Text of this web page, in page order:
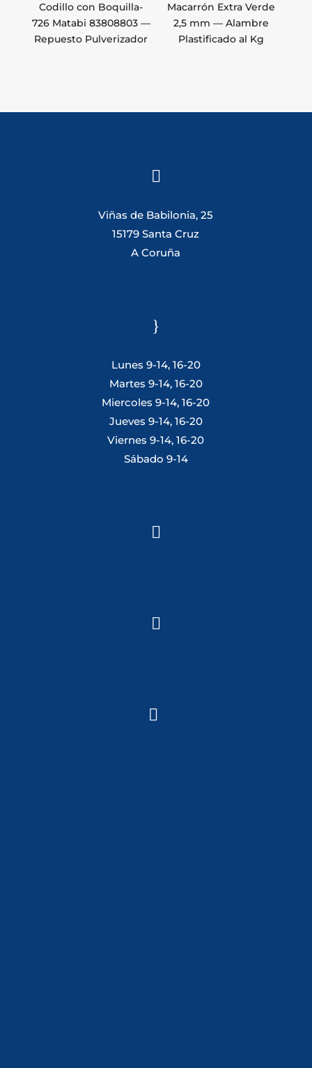
Codillo con Boquilla-
726 Matabi 83808803 —
Repuesto Pulverizador
Macarrón Extra Verde
2,5 mm — Alambre
Plastificado al Kg

Viñas de Babilonia, 25
15179 Santa Cruz
A Coruña
}
Lunes 9-14, 16-20
Martes 9-14, 16-20
Miercoles 9-14, 16-20
Jueves 9-14, 16-20
Viernes 9-14, 16-20
Sábado 9-14


